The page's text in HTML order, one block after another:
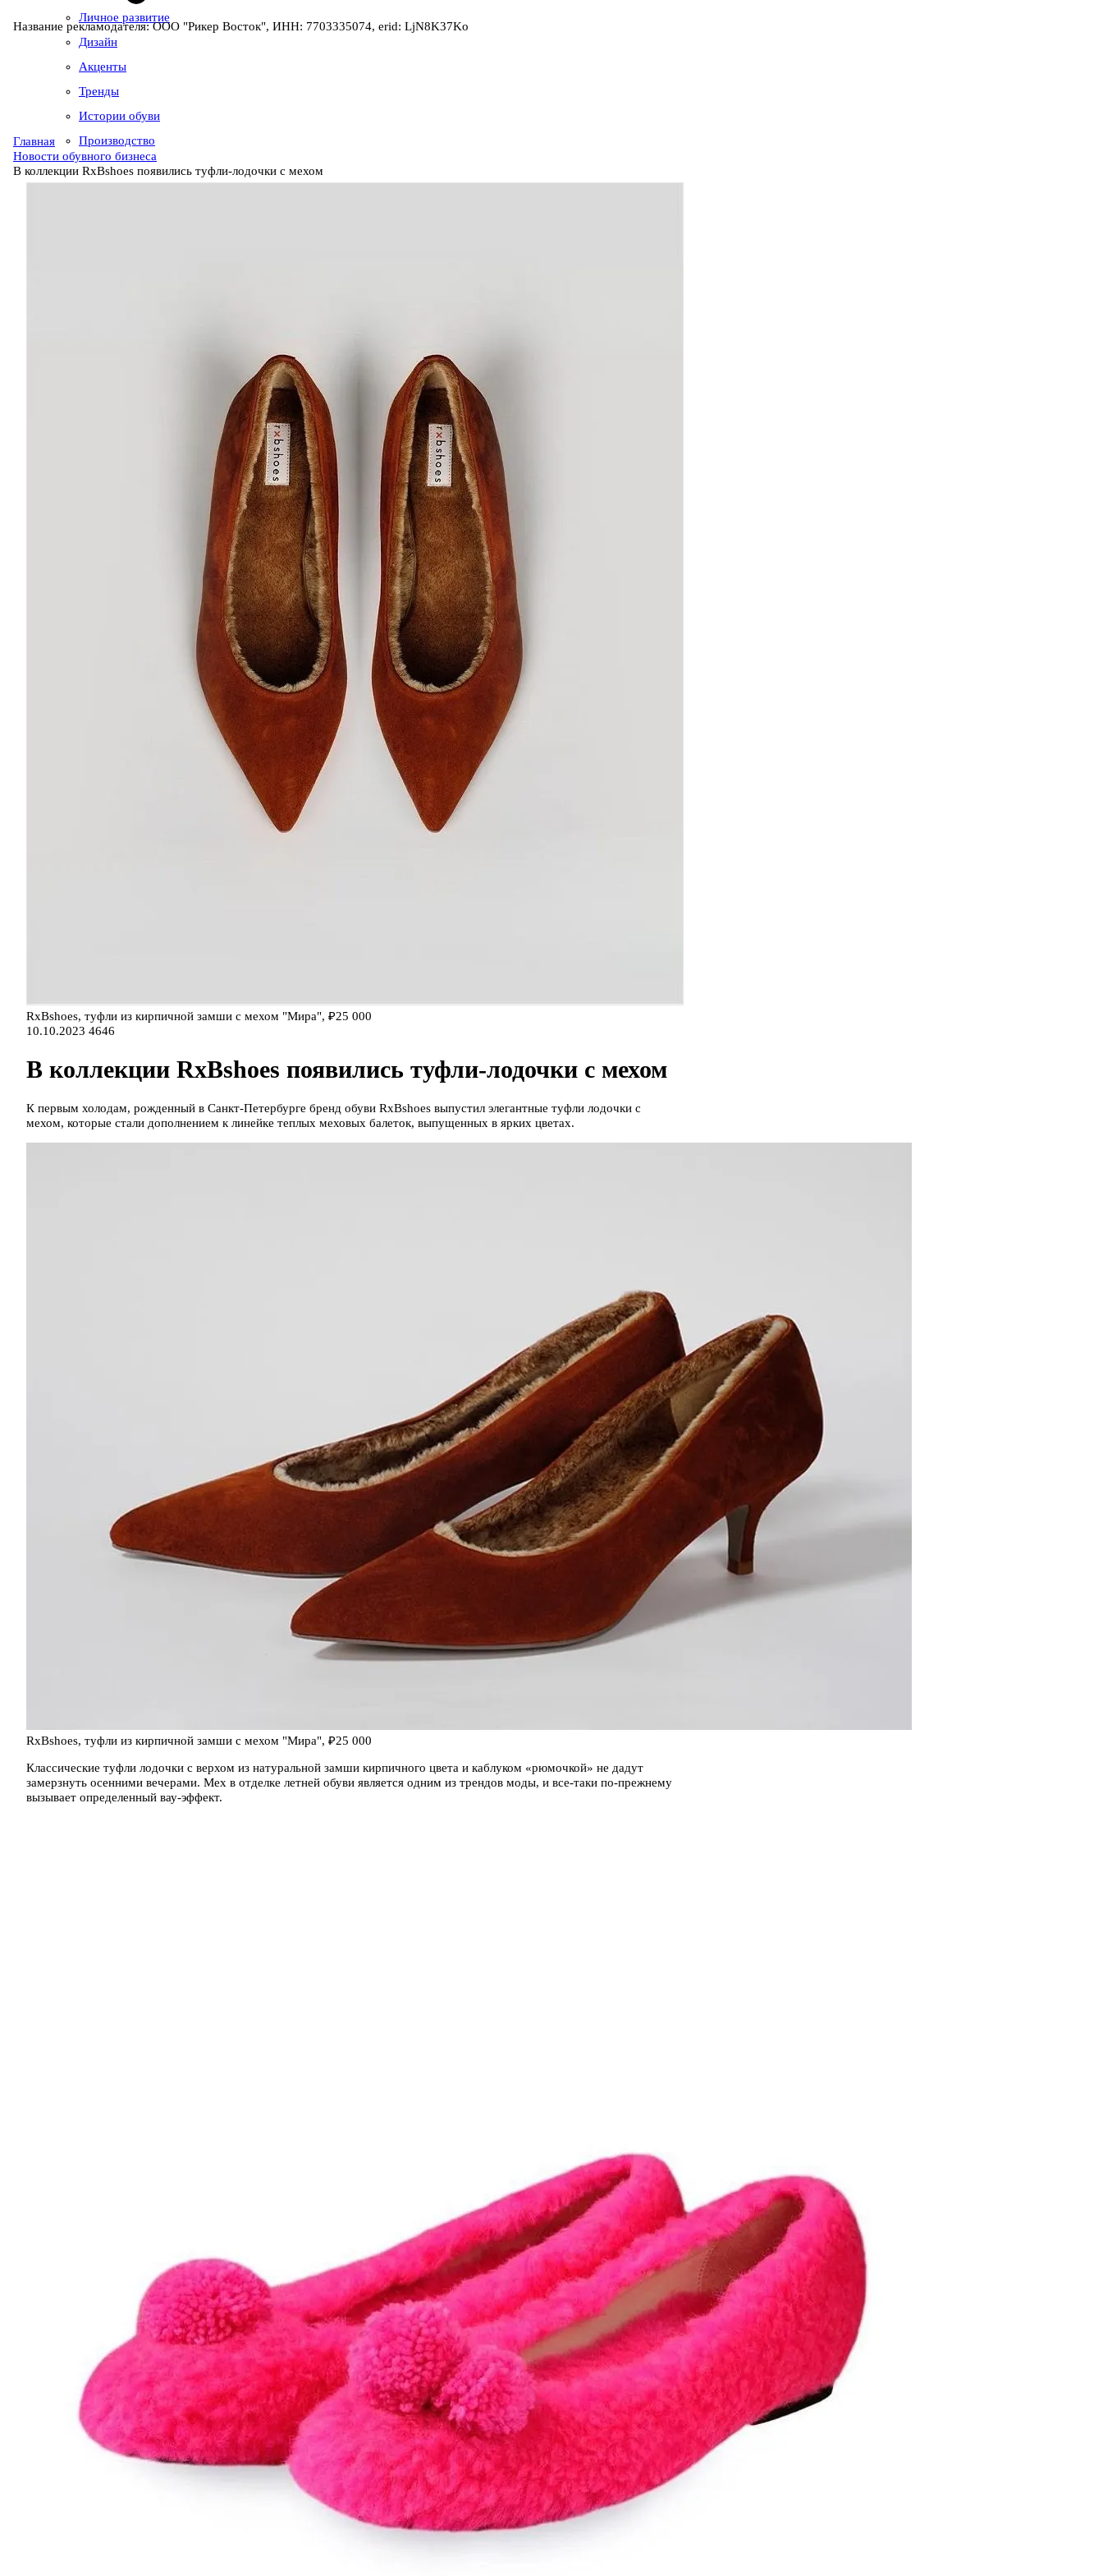
Личное развитие
Дизайн
Акценты
Тренды
Истории обуви
Производство
Название рекламодателя: ООО "Рикер Восток", ИНН: 7703335074, erid: LjN8K37Ko
Главная
Новости обувного бизнеса
В коллекции RxBshoes появились туфли-лодочки с мехом
RxBshoes, туфли из кирпичной замши с мехом "Мира", ₽25 000
10.10.2023 4646
В коллекции RxBshoes появились туфли-лодочки с мехом
К первым холодам, рожденный в Санкт-Петербурге бренд обуви RxBshoes выпустил элегантные туфли лодочки с
мехом, которые стали дополнением к линейке теплых меховых балеток, выпущенных в ярких цветах.
RxBshoes, туфли из кирпичной замши с мехом "Мира", ₽25 000
Классические туфли лодочки с верхом из натуральной замши кирпичного цвета и каблуком «рюмочкой» не дадут
замерзнуть осенними вечерами. Мех в отделке летней обуви является одним из трендов моды, и все-таки по-прежнему
вызывает определенный вау-эффект.